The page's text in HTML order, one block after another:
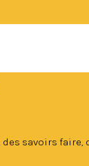
savoirs